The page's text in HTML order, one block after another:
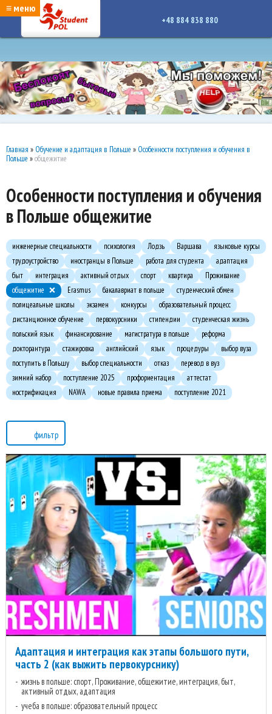
google-site-verification: google7a917c261df1566b.htmlgoogle-site-verification:
google7a917c261df1566b.html
≡ меню
+48 884 838 880
Главная » Обучение и адаптация в Польше » Особенности поступления и обучения в
Польше »общежитие
Особенности поступления и обучения
в Польше общежитие
инженерные специальности психология Лодзь Варшава
языковые курсы
трудоустройство
иностранцы в Польше работа для студента
адаптация
быт
интеграция активный отдых спорт квартира
Проживание
общежитие
Erasmus бакалавриат в польше
студенческий обмен
полицеальные школы
экзамен конкурсы
образовательный процесс
дистанционное обучение
первокурсники стипендии
студенческая жизнь
польский язык
финансирование магистратура в польше
реформа
докторантура
стажировка английский язык процедуры
выбор вуза
поступить в Польшу
выбор специальности отказ
перевод в вуз
зимний набор
поступление 2025 профориентация
аттестат
нострификация
NAWA новые правила приема поступление 2021
фильтр
Адаптация и интеграция как этапы большого пути,
часть 2 (как выжить первокурснику)
жизнь в польше: спорт, Проживание, общежитие, интеграция, быт,
активный отдых, адаптация
учеба в польше: образовательный процесс